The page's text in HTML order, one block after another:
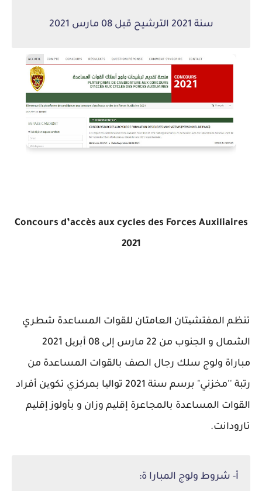
سنة 2021 الترشيح قبل 08 مارس 2021
Concours d’accès aux cycles des Forces Auxiliaires
2021
تنظم المفتشیتان العامتان للقوات المساعدة شطري
الشمال و الجنوب من 22 مارس إلى 08 أبریل 2021
مباراة ولوج سلك رجال الصف بالقوات المساعدة من
رتبة ''مخزني" برسم سنة 2021 توالیا بمركزي تكوین أفراد
القوات المساعدة بالمجاعرة إقلیم وزان و بأولوز إقلیم
تارودانت.
أ- شروط ولوج المبارا ة: